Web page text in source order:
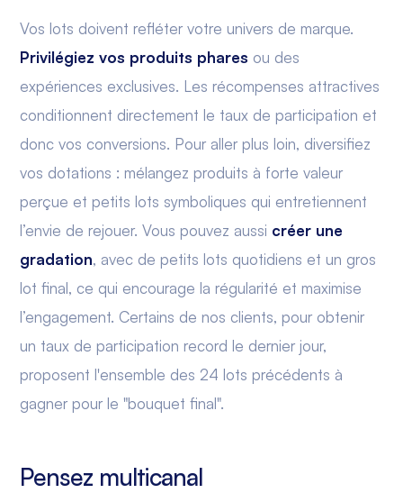
Vos lots doivent refléter votre univers de marque.
Privilégiez vos produits phares ou des
expériences exclusives. Les récompenses attractives
conditionnent directement le taux de participation et
donc vos conversions. Pour aller plus loin, diversifiez
vos dotations : mélangez produits à forte valeur
perçue et petits lots symboliques qui entretiennent
l’envie de rejouer. Vous pouvez aussi créer une
gradation, avec de petits lots quotidiens et un gros
lot final, ce qui encourage la régularité et maximise
l’engagement. Certains de nos clients, pour obtenir
un taux de participation record le dernier jour,
proposent l'ensemble des 24 lots précédents à
gagner pour le "bouquet final".
Pensez multicanal